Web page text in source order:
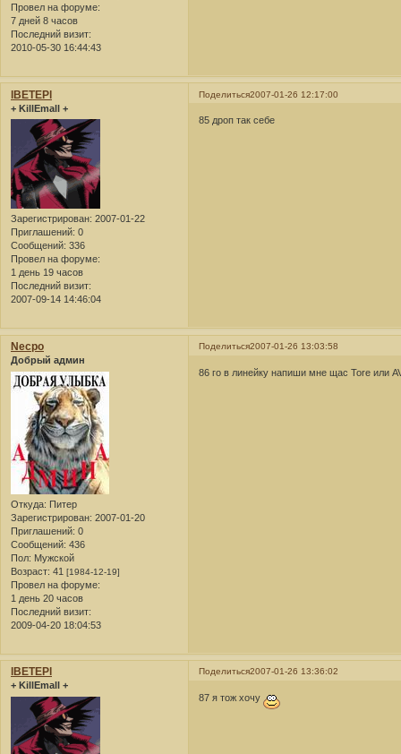
Провел на форуме:
7 дней 8 часов
Последний визит:
2010-05-30 16:44:43
Поделиться2007-01-26 12:17:00
lBETEPl
+ KillEmall +
Зарегистрирован: 2007-01-22
Приглашений: 0
Сообщений: 336
Провел на форуме:
1 день 19 часов
Последний визит:
2007-09-14 14:46:04
85 дроп так себе
Поделиться2007-01-26 13:03:58
Necpo
Добрый админ
Откуда: Питер
Зарегистрирован: 2007-01-20
Приглашений: 0
Сообщений: 436
Пол: Мужской
Возраст: 41 [1984-12-19]
Провел на форуме:
1 день 20 часов
Последний визит:
2009-04-20 18:04:53
86 го в линейку напиши мне щас Tore или
Поделиться2007-01-26 13:36:02
lBETEPl
+ KillEmall +
87 я тож хочу